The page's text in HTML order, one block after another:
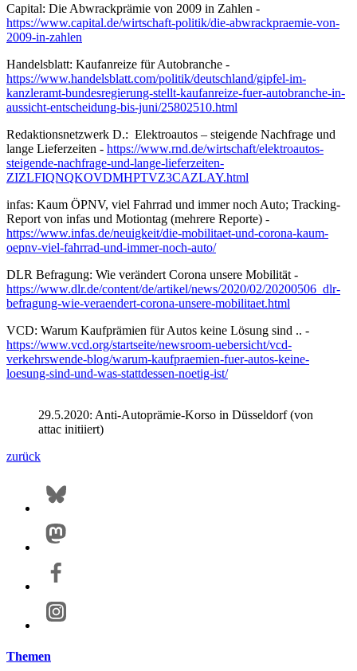
Capital: Die Abwrackprämie von 2009 in Zahlen -
https://www.capital.de/wirtschaft-politik/die-abwrackpraemie-von-
2009-in-zahlen
Handelsblatt: Kaufanreize für Autobranche -
https://www.handelsblatt.com/politik/deutschland/gipfel-im-
kanzleramt-bundesregierung-stellt-kaufanreize-fuer-autobranche-in-
aussicht-entscheidung-bis-juni/25802510.html
Redaktionsnetzwerk D.: Elektroautos – steigende Nachfrage und
lange Lieferzeiten - https://www.rnd.de/wirtschaft/elektroautos-
steigende-nachfrage-und-lange-lieferzeiten-
ZIZLFIQNQKOVDMHPTVZ3CAZLAY.html
infas: Kaum ÖPNV, viel Fahrrad und immer noch Auto; Tracking-
Report von infas und Motiontag (mehrere Reporte) -
https://www.infas.de/neuigkeit/die-mobilitaet-und-corona-kaum-
oepnv-viel-fahrrad-und-immer-noch-auto/
DLR Befragung: Wie verändert Corona unsere Mobilität -
https://www.dlr.de/content/de/artikel/news/2020/02/20200506_dlr-
befragung-wie-veraendert-corona-unsere-mobilitaet.html
VCD: Warum Kaufprämien für Autos keine Lösung sind .. -
https://www.vcd.org/startseite/newsroom-uebersicht/vcd-
verkehrswende-blog/warum-kaufpraemien-fuer-autos-keine-
loesung-sind-und-was-stattdessen-noetig-ist/
29.5.2020: Anti-Autoprämie-Korso in Düsseldorf (von
attac initiiert)
zurück
Themen